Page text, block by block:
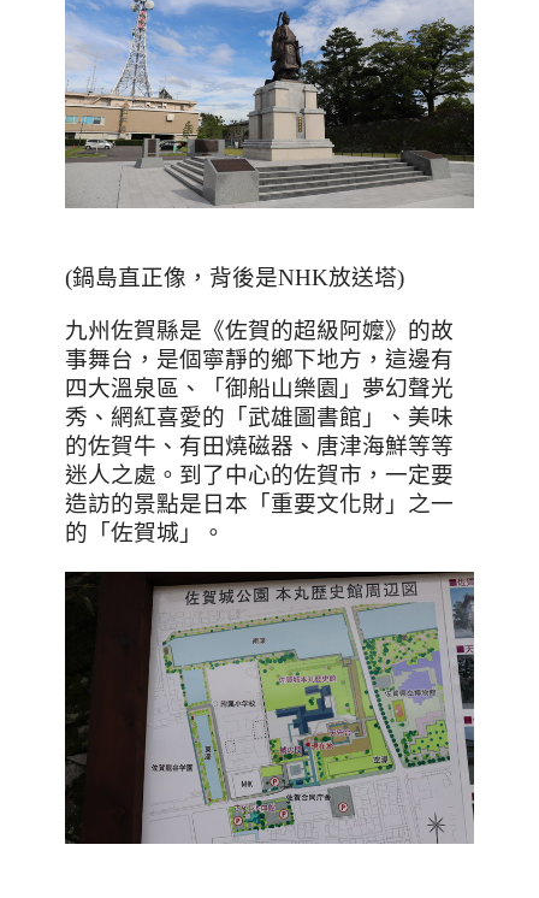
(鍋島直正像，背後是NHK放送塔)
九州佐賀縣是《佐賀的超級阿嬤》的故
事舞台，是個寧靜的鄉下地方，這邊有
四大溫泉區、「御船山樂園」夢幻聲光
秀、網紅喜愛的「武雄圖書館」、美味
的佐賀牛、有田燒磁器、唐津海鮮等等
迷人之處。到了中心的佐賀市，一定要
造訪的景點是日本「重要文化財」之一
的「佐賀城」。